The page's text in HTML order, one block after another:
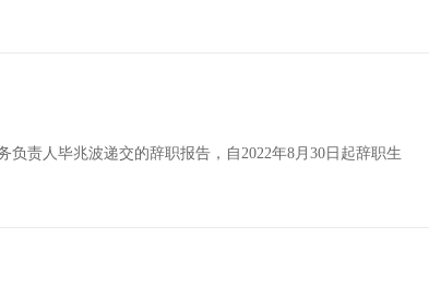
责人毕兆波递交的辞职报告，自2022年8月30日起辞职生